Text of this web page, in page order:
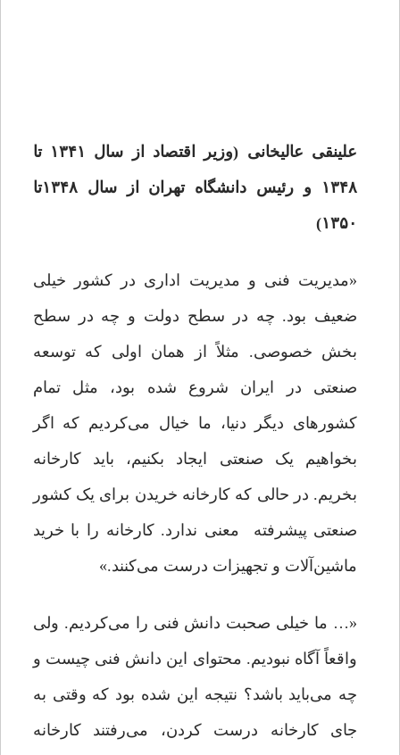
علینقی عالیخانی (وزیر اقتصاد از سال ۱۳۴۱ تا
۱۳۴۸ و رئیس دانشگاه تهران از سال ۱۳۴۸تا
۱۳۵۰)
«مدیریت فنی و مدیریت اداری در کشور خیلی
ضعیف بود. چه در سطح دولت و چه در سطح
بخش خصوصی. مثلاً از همان اولی که توسعه
صنعتی در ایران شروع شده بود، مثل تمام
کشورهای دیگر دنیا، ما خیال می‌کردیم که اگر
بخواهیم یک صنعتی ایجاد بکنیم، باید کارخانه
بخریم. در حالی که کارخانه خریدن برای یک کشور
صنعتی پیشرفته معنی ندارد. کارخانه را با خرید
ماشین‌آلات و تجهیزات درست می‌کنند.»
«… ما خیلی صحبت دانش فنی را می‌کردیم. ولی
واقعاً آگاه نبودیم. محتوای این دانش فنی چیست و
چه می‌باید باشد؟ نتیجه این شده بود که وقتی به
جای کارخانه درست کردن، می‌رفتند کارخانه